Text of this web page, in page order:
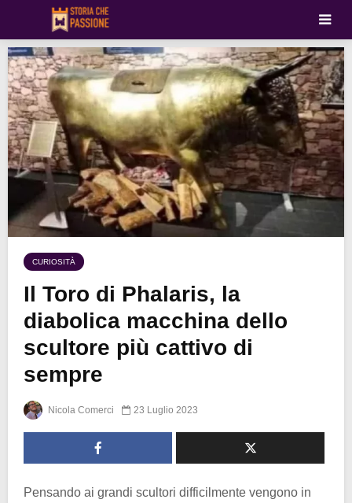
CURIOSITÀ
Il Toro di Phalaris, la
diabolica macchina dello
scultore più cattivo di
sempre
Nicola Comerci 23 Luglio 2023
Pensando ai grandi scultori difficilmente vengono in